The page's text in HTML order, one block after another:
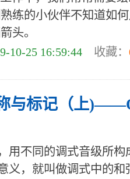
练的小伙伴不知道如
头。
10-25 16:59:44 收藏：
与标记（上
用不同的调式音级所
义，就叫做调式中的